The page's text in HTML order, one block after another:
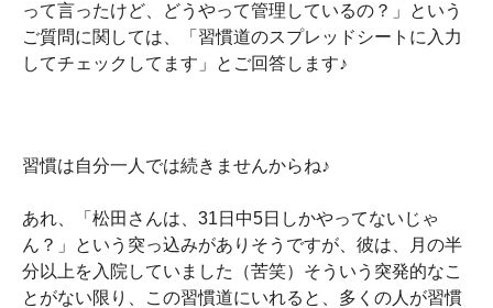
って言ったけど、どうやって管理しているの？」という
ご質問に関しては、「習慣道のスプレッドシートに入力
してチェックしてます」とご回答します♪
習慣は自分一人では続きませんからね♪
あれ、「松田さんは、31日中5日しかやってないじゃ
ん？」という突っ込みがありそうですが、彼は、月の半
分以上を入院していました（苦笑）そういう突発的なこ
とがない限り、この習慣道にいれると、多くの人が習慣